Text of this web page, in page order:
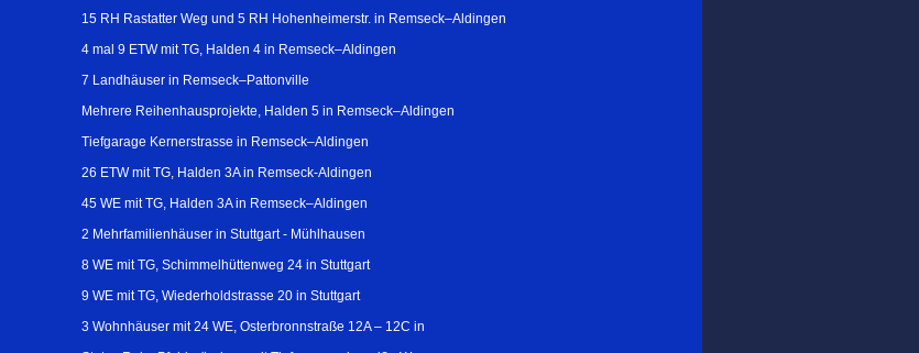
15 RH Rastatter Weg und 5 RH Hohenheimerstr. in Remseck–Aldingen
4 mal 9 ETW mit TG, Halden 4 in Remseck–Aldingen
7 Landhäuser in Remseck–Pattonville
Mehrere Reihenhausprojekte, Halden 5 in Remseck–Aldingen
Tiefgarage Kernerstrasse in Remseck–Aldingen
26 ETW mit TG, Halden 3A in Remseck-Aldingen
45 WE mit TG, Halden 3A in Remseck–Aldingen
2 Mehrfamilienhäuser in Stuttgart - Mühlhausen
8 WE mit TG, Schimmelhüttenweg 24 in Stuttgart
9 WE mit TG, Wiederholdstrasse 20 in Stuttgart
3 Wohnhäuser mit 24 WE, Osterbronnstraße 12A – 12C in